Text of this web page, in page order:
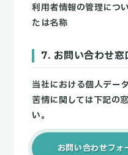
利用者情報の管理につ
たは名称
7. お問い合わせ窓
当社における個人デー
苦情に関しては下記の
い。
お問い合わせフォ